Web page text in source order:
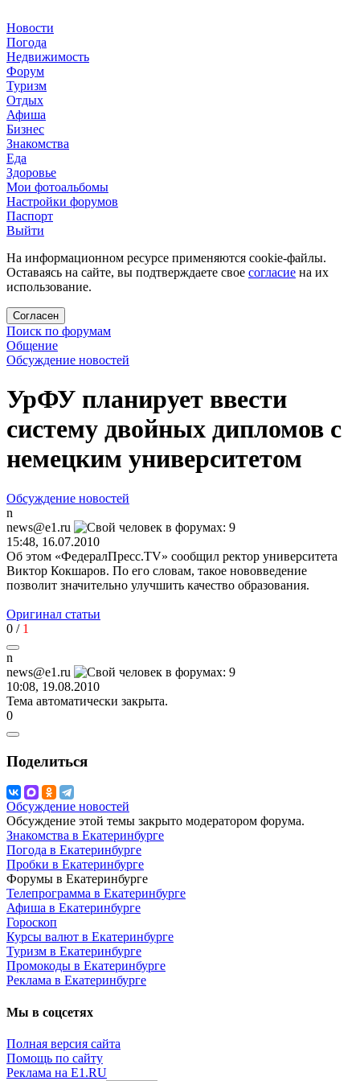
Новости
Погода
Недвижимость
Форум
Туризм
Отдых
Афиша
Бизнес
Знакомства
Еда
Здоровье
Мои фотоальбомы
Настройки форумов
Паспорт
Выйти
На информационном ресурсе применяются cookie-файлы.
Оставаясь на сайте, вы подтверждаете свое согласие на их
использование.
Согласен
Поиск по форумам
Общение
Обсуждение новостей
УрФУ планирует ввести
систему двойных дипломов с
немецким университетом
Обсуждение новостей
n
news@e1.ru
15:48, 16.07.2010
Об этом «ФедералПресс.TV» сообщил ректор университета
Виктор Кокшаров. По его словам, такое нововведение
позволит значительно улучшить качество образования.
Оригинал статьи
0 / 1
n
news@e1.ru
10:08, 19.08.2010
Тема автоматически закрыта.
0
Поделиться
Обсуждение новостей
Обсуждение этой темы закрыто модератором форума.
Знакомства в Екатеринбурге
Погода в Екатеринбурге
Пробки в Екатеринбурге
Форумы в Екатеринбурге
Телепрограмма в Екатеринбурге
Афиша в Екатеринбурге
Гороскоп
Курсы валют в Екатеринбурге
Туризм в Екатеринбурге
Промокоды в Екатеринбурге
Реклама в Екатеринбурге
Мы в соцсетях
Полная версия сайта
Помощь по сайту
Реклама на E1.RU